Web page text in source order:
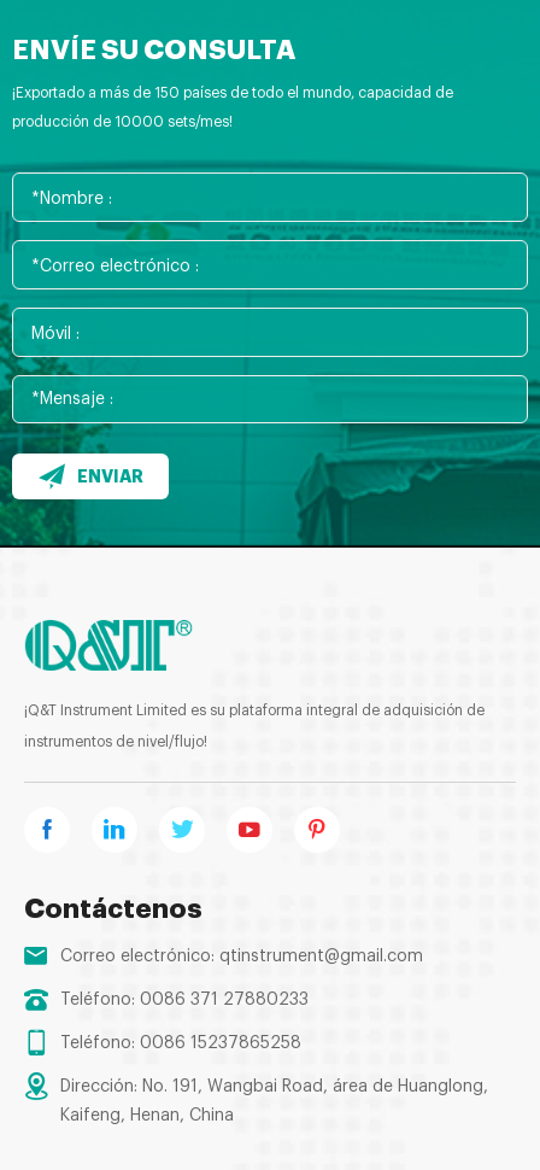
ENVÍE SU CONSULTA
¡Exportado a más de 150 países de todo el mundo, capacidad de
producción de 10000 sets/mes!
ENVIAR
¡Q&T Instrument Limited es su plataforma integral de adquisición de
instrumentos de nivel/flujo!
Contáctenos
Correo electrónico: qtinstrument@gmail.com
Teléfono: 0086 371 27880233
Teléfono: 0086 15237865258
Dirección: No. 191, Wangbai Road, área de Huanglong,
Kaifeng, Henan, China